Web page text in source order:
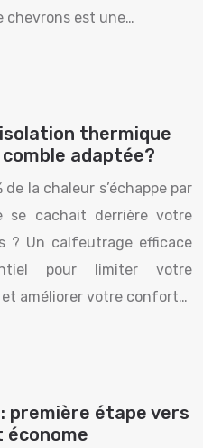
chevrons est une…
thermique
adaptée?
la chaleur s’échappe par
cachait derrière votre
? Un calfeutrage efficace
pour limiter votre
améliorer votre confort…
première étape vers